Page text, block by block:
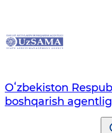
Oʻzbekiston
boshqarish